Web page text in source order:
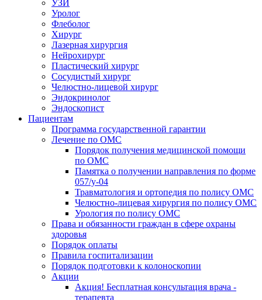
УЗИ
Уролог
Флеболог
Хирург
Лазерная хирургия
Нейрохирург
Пластический хирург
Сосудистый хирург
Челюстно-лицевой хирург
Эндокринолог
Эндоскопист
Пациентам
Программа государственной гарантии
Лечение по ОМС
Порядок получения медицинской помощи
по ОМС
Памятка о получении направления по форме
057/у-04
Травматология и ортопедия по полису ОМС
Челюстно-лицевая хирургия по полису ОМС
Урология по полису ОМС
Права и обязанности граждан в сфере охраны
здоровья
Порядок оплаты
Правила госпитализации
Порядок подготовки к колоноскопии
Акции
Акция! Бесплатная консультация врача -
терапевта